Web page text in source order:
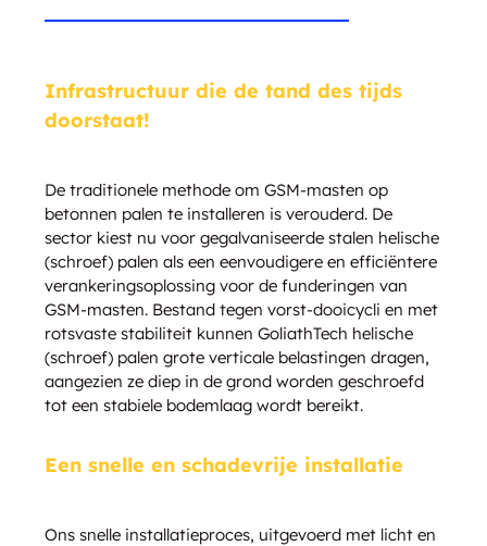
Infrastructuur die de tand des tijds
doorstaat!
De traditionele methode om GSM-masten op
betonnen palen te installeren is verouderd. De
sector kiest nu voor gegalvaniseerde stalen helische
(schroef) palen als een eenvoudigere en efficiëntere
verankeringsoplossing voor de funderingen van
GSM-masten. Bestand tegen vorst-dooicycli en met
rotsvaste stabiliteit kunnen GoliathTech helische
(schroef) palen grote verticale belastingen dragen,
aangezien ze diep in de grond worden geschroefd
tot een stabiele bodemlaag wordt bereikt.
Een snelle en schadevrije installatie
Ons snelle installatieproces, uitgevoerd met licht en